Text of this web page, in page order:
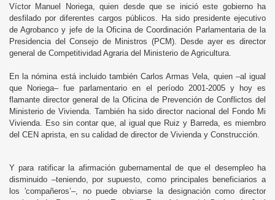
Víctor Manuel Noriega, quien desde que se inició este gobierno ha
desfilado por diferentes cargos públicos. Ha sido presidente ejecutivo
de Agrobanco y jefe de la Oficina de Coordinación Parlamentaria de la
Presidencia del Consejo de Ministros (PCM). Desde ayer es director
general de Competitividad Agraria del Ministerio de Agricultura.
En la nómina está incluido también Carlos Armas Vela, quien –al igual
que Noriega– fue parlamentario en el período 2001-2005 y hoy es
flamante director general de la Oficina de Prevención de Conflictos del
Ministerio de Vivienda. También ha sido director nacional del Fondo Mi
Vivienda. Eso sin contar que, al igual que Ruiz y Barreda, es miembro
del CEN aprista, en su calidad de director de Vivienda y Construcción.
Y para ratificar la afirmación gubernamental de que el desempleo ha
disminuido –teniendo, por supuesto, como principales beneficiarios a
los 'compañeros’–, no puede obviarse la designación como director